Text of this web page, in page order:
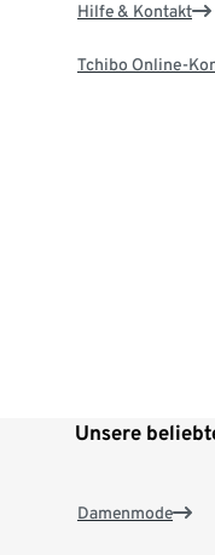
Hilfe & Kontakt
Tchibo Online-
Unsere
Damenmode